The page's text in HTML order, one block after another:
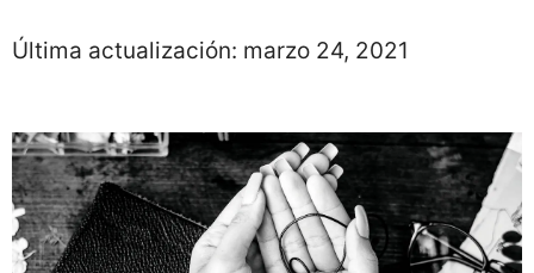
Última actualización: marzo 24, 2021